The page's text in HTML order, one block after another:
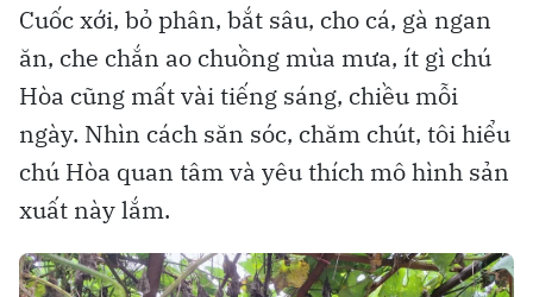
Cuốc xới, bỏ phân, bắt sâu, cho cá, gà ngan
ăn, che chắn ao chuồng mùa mưa, ít gì chú
Hòa cũng mất vài tiếng sáng, chiều mỗi
ngày. Nhìn cách săn sóc, chăm chút, tôi hiểu
chú Hòa quan tâm và yêu thích mô hình sản
xuất này lắm.